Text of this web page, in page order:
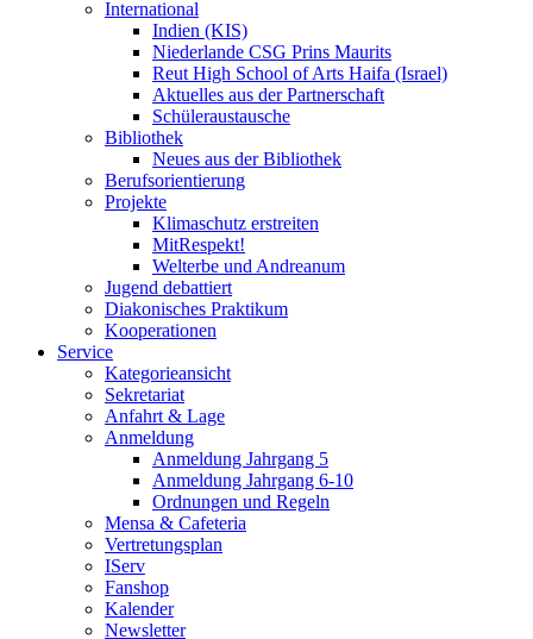
International
Indien (KIS)
Niederlande CSG Prins Maurits
Reut High School of Arts Haifa (Israel)
Aktuelles aus der Partnerschaft
Schüleraustausche
Bibliothek
Neues aus der Bibliothek
Berufsorientierung
Projekte
Klimaschutz erstreiten
MitRespekt!
Welterbe und Andreanum
Jugend debattiert
Diakonisches Praktikum
Kooperationen
Service
Kategorieansicht
Sekretariat
Anfahrt & Lage
Anmeldung
Anmeldung Jahrgang 5
Anmeldung Jahrgang 6-10
Ordnungen und Regeln
Mensa & Cafeteria
Vertretungsplan
IServ
Fanshop
Kalender
Newsletter